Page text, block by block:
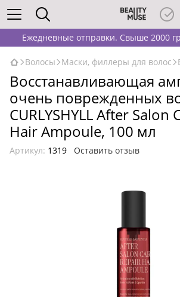
Ежедневные отправки. Свыше 2000
Волосы Маски, филлеры для волос
Восстанавливающая
очень поврежденных
CURLYSHYLL After Salon
Hair Ampoule, 100 мл
Артикул: 1319 Оставить отзыв